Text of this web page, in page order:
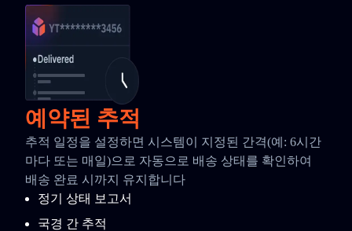
예약된 추적
추적 일정을 설정하면 시스템이 지정된 간격(예: 6시간
마다 또는 매일)으로 자동으로 배송 상태를 확인하여
배송 완료 시까지 유지합니다
정기 상태 보고서
국경 간 추적